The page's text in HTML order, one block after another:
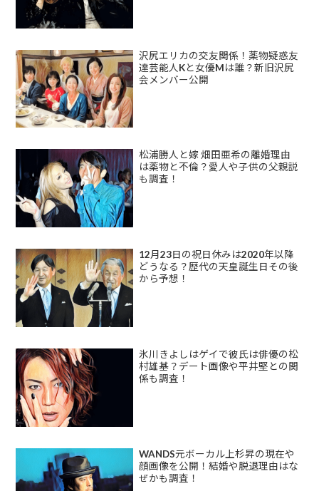
沢尻エリカの交友関係！薬物疑惑友
達芸能人Kと女優Mは誰？新旧沢尻
会メンバー公開
松浦勝人と嫁 畑田亜希の離婚理由
は薬物と不倫？愛人や子供の父親説
も調査！
12月23日の祝日休みは2020年以降
どうなる？歴代の天皇誕生日その後
から予想！
氷川きよしはゲイで彼氏は俳優の松
村雄基？デート画像や平井堅との関
係も調査！
WANDS元ボーカル上杉昇の現在や
顔画像を公開！結婚や脱退理由はな
ぜかも調査！